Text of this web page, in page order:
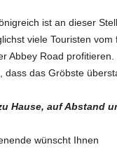
ist an dieser
viele Touristen vom
Abbey Road profitieren.
dass das Gröbste
Hause, auf Abstand
wünscht Ihnen